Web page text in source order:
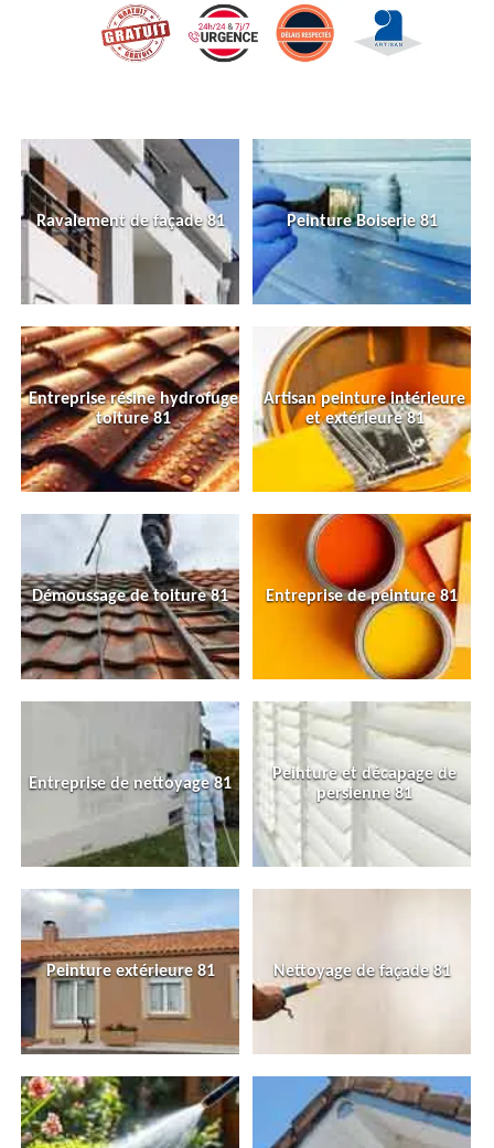
Ravalement de façade 81 Peinture Boiserie 81
Entreprise résine hydrofuge
toiture 81
Artisan peinture intérieure
et extérieure 81
Démoussage de toiture 81 Entreprise de peinture 81
Entreprise de nettoyage 81
Peinture et décapage de
persienne 81
Peinture extérieure 81 Nettoyage de façade 81